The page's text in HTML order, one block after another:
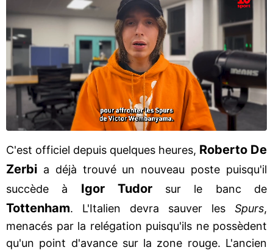
C'est officiel depuis quelques heures, Roberto De
Zerbi a déjà trouvé un nouveau poste puisqu'il
succède à Igor Tudorsur le banc de
Tottenham. L'Italien devra sauver les Spurs,
menacés par la relégation puisqu'ils ne possèdent
qu'un point d'avance sur la zone rouge. L'ancien